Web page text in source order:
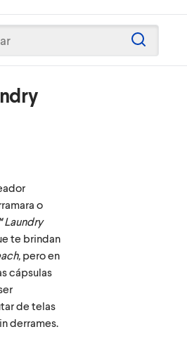
o
Laundry
te brindan
pero en
cápsulas
de telas
derrames.